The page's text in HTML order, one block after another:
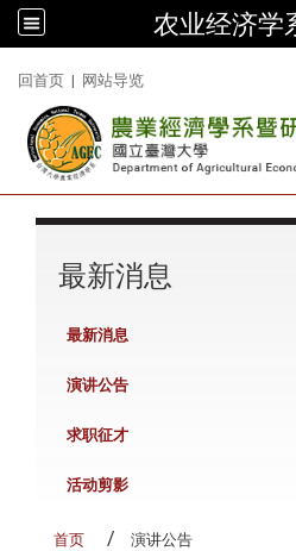
农业经济学
回首页 | 网站导览
最新消息
最新消息
演讲公告
求职征才
活动剪影
首页 演讲公告